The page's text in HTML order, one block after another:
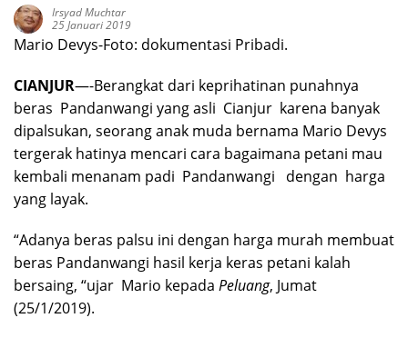
Irsyad Muchtar
25 Januari 2019
Mario Devys-Foto: dokumentasi Pribadi.
CIANJUR—-Berangkat dari keprihatinan punahnya
beras Pandanwangi yang asli Cianjur karena banyak
dipalsukan, seorang anak muda bernama Mario Devys
tergerak hatinya mencari cara bagaimana petani mau
kembali menanam padi Pandanwangi dengan harga
yang layak.
“Adanya beras palsu ini dengan harga murah membuat
beras Pandanwangi hasil kerja keras petani kalah
bersaing, “ujar Mario kepada Peluang, Jumat
(25/1/2019).